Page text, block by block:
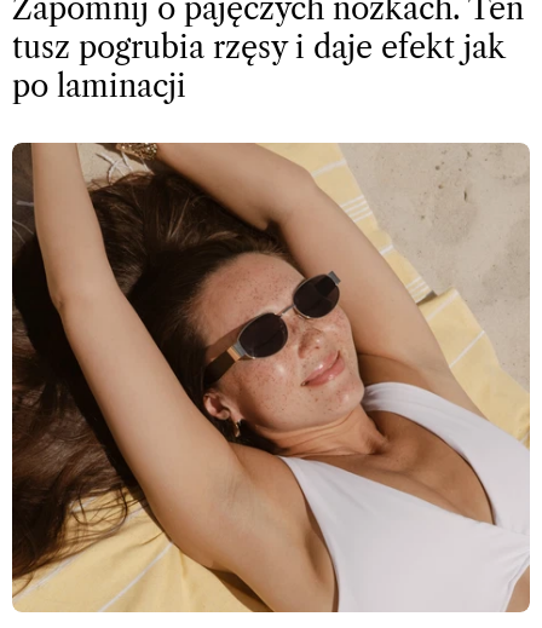
Zapomnij o pajęczych nóżkach. Ten
tusz pogrubia rzęsy i daje efekt jak
po laminacji